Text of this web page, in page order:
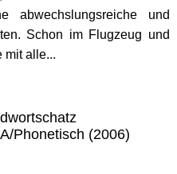
abwechslungsreiche und
Schon im Flugzeug und
mit alle...
Phonetisch (2006)